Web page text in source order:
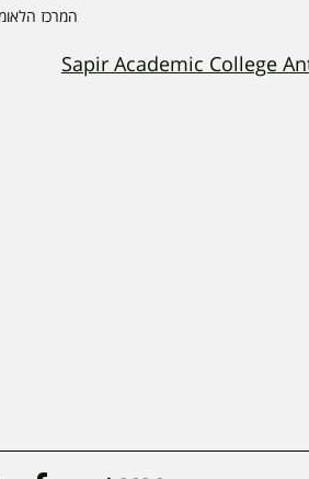
המרכז
Sapir Academic College